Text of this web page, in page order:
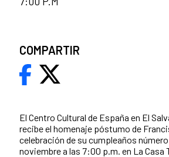
El Centro Cultural de España en El
recibe el homenaje póstumo de
celebración de su cumpleaños número
noviembre a las 7:00 p.m. en La Casa
COMPARTIR